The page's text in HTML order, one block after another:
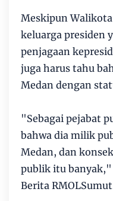
Meskipun
keluarga presiden
penjagaan
juga harus tahu
Medan dengan
"Sebagai pejabat
bahwa dia milik
Medan, dan
publik itu
Berita